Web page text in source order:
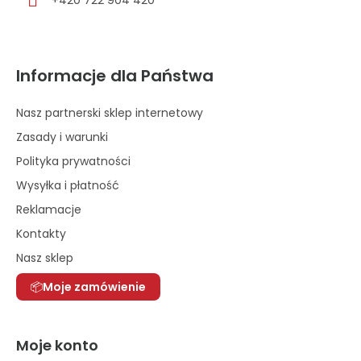
Informacje dla Państwa
Nasz partnerski sklep internetowy
Zasady i warunki
Polityka prywatności
Wysyłka i płatność
Reklamacje
Kontakty
Nasz sklep
Moje zamówienie
Moje konto